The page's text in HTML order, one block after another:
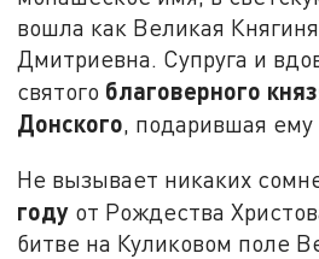
вошла как Великая
Дмитриевна. Супруга и
святого благоверного
Донского, подарившая ему
Не вызывает никаких
году от Рождества
битве на Куликовом поле